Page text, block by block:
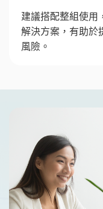
建議搭配整組使用
解決方案，有助於
風險。